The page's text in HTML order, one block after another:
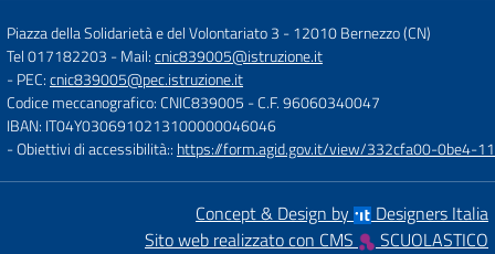
Piazza della Solidarietà e del Volontariato 3 -12010 Bernezzo (CN)
Tel 017182203 - Mail:cnic839005@istruzione.it
- PEC:cnic839005@pec.istruzione.it
Codice meccanografico: CNIC839005 - C.F. 96060340047
IBAN: IT04Y0306910213100000046046
- Obiettivi di accessibilità:: https://form.agid.gov.it/view/332cfa00-0be4-
Concept & Design by
Designers Italia
Sito web realizzato con CMS
SCUOLASTICO